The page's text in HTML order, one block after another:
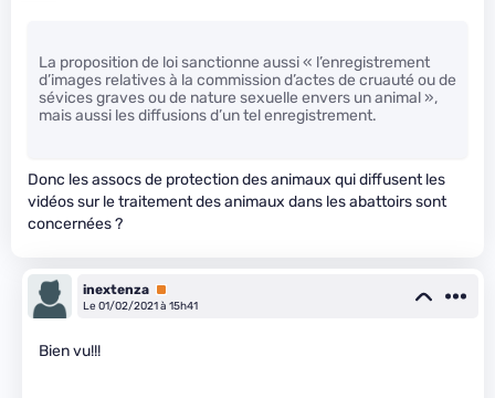
La proposition de loi sanctionne aussi « l’enregistrement
d’images relatives à la commission d’actes de cruauté ou de
sévices graves ou de nature sexuelle envers un animal »,
mais aussi les diffusions d’un tel enregistrement.
Donc les assocs de protection des animaux qui diffusent les
vidéos sur le traitement des animaux dans les abattoirs sont
concernées ?
inextenza Premium
Le 01/02/2021 à 15h41
Bien vu!!!